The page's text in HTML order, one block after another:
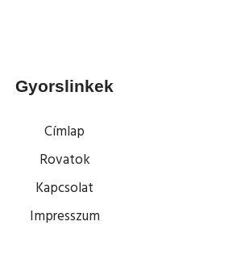
Gyorslinkek
Címlap
Rovatok
Kapcsolat
Impresszum